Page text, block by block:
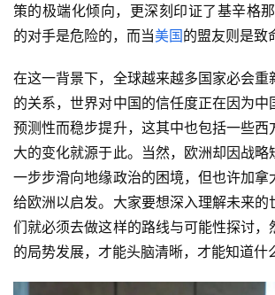
策的极端化倾向，更深刻印证了基辛格
的对手是危险的，而当美国的盟友则是致
在这一背景下，全球越来越多国家必会重
的关系，世界对中国的信任度正在因为中
预测性而稳步提升，这其中也包括一些西
大的变化就源于此。当然，欧洲却因战略
一步步滑向地缘政治的困境，但也许加拿
给欧洲以启发。大家要想深入理解未来的
们就必须去做这样的路线与可能性探讨，
的局势发展，才能头脑清晰，才能知道什